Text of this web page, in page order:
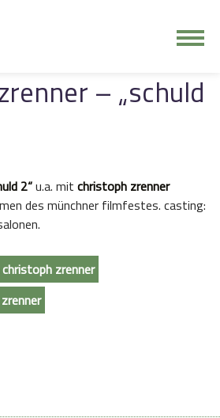
– „schuld
2“u.a. mit christoph zrenner
des münchner filmfestes. casting:
zrenner